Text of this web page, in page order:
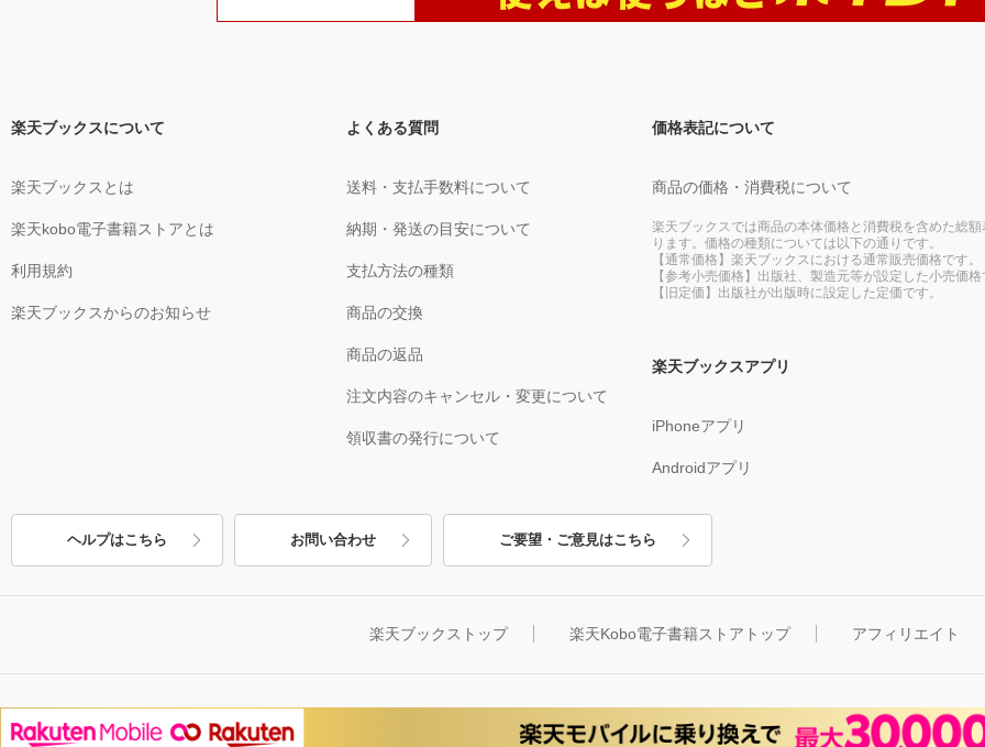
楽天ブックスについて
楽天ブックスとは
楽天kobo電子書籍ストアとは
利用規約
楽天ブックスからのお知らせ
よくある質問
送料・支払手数料について
納期・発送の目安について
支払方法の種類
商品の交換
商品の返品
注文内容のキャンセル・変更について
領収書の発行について
価格表記について
商品の価格・消費税について
楽天ブックスでは商品の本体価格と消費税を含めた総額
ります。価格の種類については以下の通りです。
【通常価格】楽天ブックスにおける通常販売価格です。
【参考小売価格】出版社、製造元等が設定した小売価格
【旧定価】出版社が出版時に設定した定価です。
楽天ブックスアプリ
iPhoneアプリ
Androidアプリ
ヘルプはこちら お問い合わせ ご要望・ご意見はこちら
楽天ブックストップ 楽天Kobo電子書籍ストアトップ アフィリエイト